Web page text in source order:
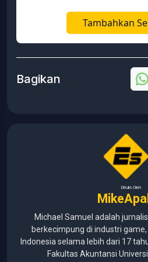
Tambahkan
Bagikan
Ditulis Oleh
Michael Samuel adalah
berkecimpung di industri
Indonesia selama lebih dari 17
Fakultas Akuntansi